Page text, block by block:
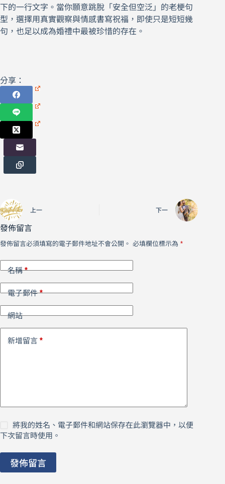
下的一行文字。當你願意跳脫「安全但空泛」的老梗句
型，選擇用真實觀察與情感書寫祝福，即使只是短短幾
句，也足以成為婚禮中最被珍惜的存在。
分享：
上一 下一
發佈留言
發佈留言必須填寫的電子郵件地址不會公開。 必填欄位標示為 *
名稱*
電子郵件*
網站
新增留言 *
將我的姓名、電子郵件和網站保存在此瀏覽器中，以便
下次留言時使用。
發佈留言